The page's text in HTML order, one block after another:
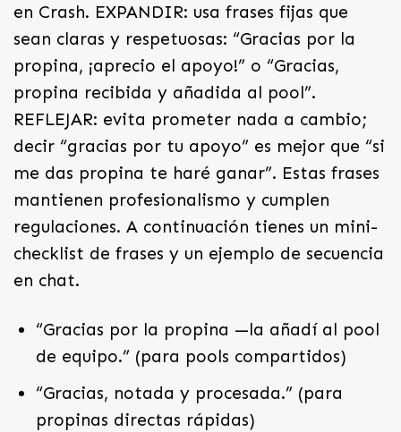
en Crash. EXPANDIR: usa frases fijas que
sean claras y respetuosas: “Gracias por la
propina, ¡aprecio el apoyo!” o “Gracias,
propina recibida y añadida al pool”.
REFLEJAR: evita prometer nada a cambio;
decir “gracias por tu apoyo” es mejor que “si
me das propina te haré ganar”. Estas frases
mantienen profesionalismo y cumplen
regulaciones. A continuación tienes un mini-
checklist de frases y un ejemplo de secuencia
en chat.
“Gracias por la propina —la añadí al pool
de equipo.” (para pools compartidos)
“Gracias, notada y procesada.” (para
propinas directas rápidas)